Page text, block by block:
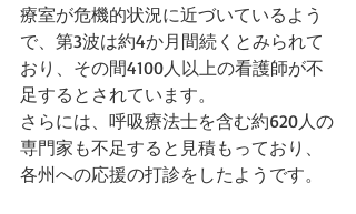
療室が危機的状況に近づいているよう
で、第3波は約4か月間続くとみられて
おり、その間4100人以上の看護師が不
足するとされています。
さらには、呼吸療法士を含む約620人の
専門家も不足すると見積もっており、
各州への応援の打診をしたようです。